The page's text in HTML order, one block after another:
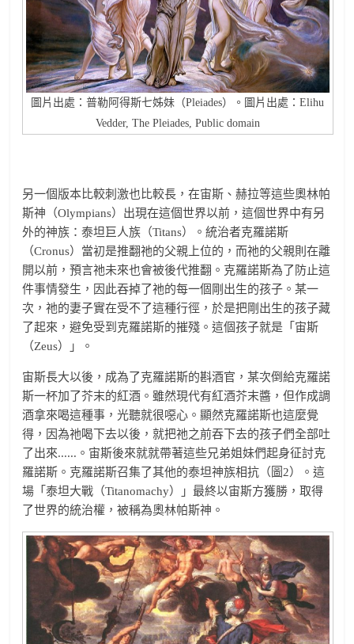
圖片出處：普勒阿得斯七姊妹（Pleiades）。圖片出處：Elihu
Vedder, The Pleiades, Public domain
另一個版本比較刺激也比較長，在宙斯、赫拉等這些奧林帕
斯神（Olympians）出現在這個世界以前，這個世界中有另
外的神族：泰坦巨人族（Titans）。統治者克羅諾斯
（Cronus）當初是推翻祂的父親上位的，而祂的父親則在離
開以前，預言祂未來也會被後代推翻。克羅諾斯為了防止這
件事情發生，因此吞掉了祂的每一個剛出生的孩子。某一
次，祂的妻子實在受不了這種行徑，於是把剛出生的孩子藏
了起來，避免受到克羅諾斯的摧殘。這個孩子就是「宙斯
（Zeus）」。
宙斯長大以後，成為了克羅諾斯的斟酒官，某次倒給克羅諾
斯一杯加了芥末的紅酒。雖然現代有紅酒芥末醬，但作成調
酒拿來喝這種事，光聽就很噁心。顯然克羅諾斯也這麼覺
得，因為祂喝下去以後，就把祂之前吞下去的孩子們全部吐
了出來......。宙斯後來就就帶著這些兄弟姐妹們起身征討克
羅諾斯。克羅諾斯召集了其他的泰坦神族相抗（圖2）。這
場「泰坦大戰（Titanomachy）」最終以宙斯方獲勝，取得
了世界的統治權，被稱為奧林帕斯神。